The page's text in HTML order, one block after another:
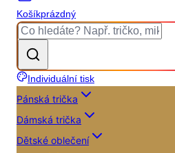
Košíkprázdný
Individuální tisk
Pánská trička
Dámská trička
Dětské oblečení